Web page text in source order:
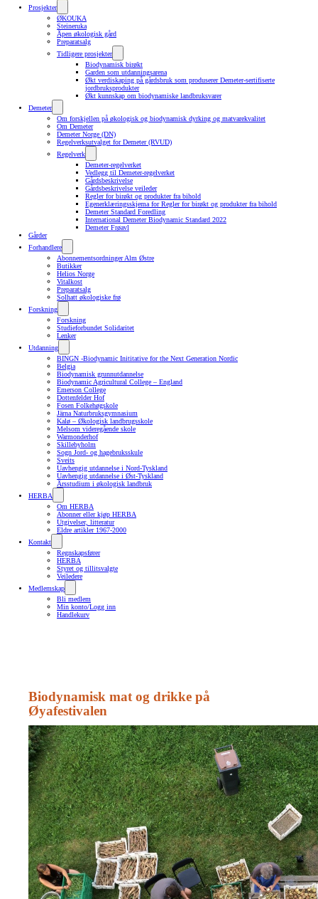
Prosjekter
ØKOUKA
Steineruka
Åpen økologisk gård
Preparatsalg
Tidligere prosjekter
Biodynamisk birøkt
Garden som utdanningsarena
Økt verdiskaping på gårdsbruk som produserer Demeter-sertifiserte
jordbruksprodukter
Økt kunnskap om biodynamiske landbruksvarer
Demeter
Om forskjellen på økologisk og biodynamisk dyrking og matvarekvalitet
Om Demeter
Demeter Norge (DN)
Regelverksutvalget for Demeter (RVUD)
Regelverk
Demeter-regelverket
Vedlegg til Demeter-regelverket
Gårdsbeskrivelse
Gårdsbeskrivelse veileder
Regler for birøkt og produkter fra bihold
Egenerklæringsskjema for Regler for birøkt og produkter fra bihold
Demeter Standard Foredling
International Demeter Biodynamic Standard 2022
Demeter Frøavl
Gårder
Forhandlere
Abonnementsordninger Alm Østre
Butikker
Helios Norge
Vitalkost
Preparatsalg
Solhatt økologiske frø
Forskning
Forskning
Studieforbundet Solidaritet
Lenker
Utdanning
BINGN -Biodynamic Inititative for the Next Generation Nordic
Belgia
Biodynamisk grunnutdannelse
Biodynamic Agricultural College – England
Emerson College
Dottenfelder Hof
Fosen Folkehøgskole
Järna Naturbruksgymnasium
Kalø – Økologisk landbrugsskole
Melsom videregående skole
Warmonderhof
Skillebyholm
Sogn Jord- og hagebruksskule
Sveits
Uavhengig utdannelse i Nord-Tyskland
Uavhengig utdannelse i Øst-Tyskland
Årsstudium i økologisk landbruk
HERBA
Om HERBA
Abonner eller kjøp HERBA
Utgivelser, litteratur
Eldre artikler 1967-2000
Kontakt
Regnskapsfører
HERBA
Styret og tillitsvalgte
Veiledere
Medlemskap
Bli medlem
Min konto/Logg inn
Handlekurv
Biodynamisk mat og drikke på
Øyafestivalen